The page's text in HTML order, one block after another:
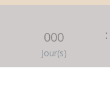
000
Jour(s)
: